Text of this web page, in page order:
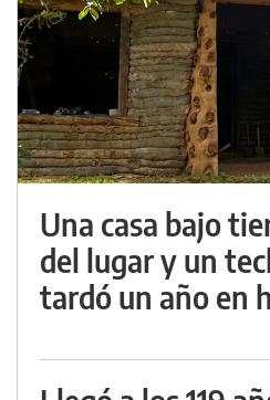
Una casa bajo
del lugar y un
tardó un año en